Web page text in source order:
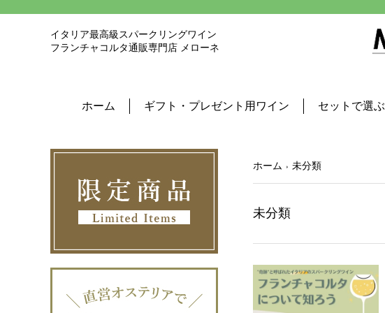
イタリア最高級スパークリングワイン
フランチャコルタ通販専門店 メローネ
ホーム ギフト・プレゼント用ワイン セットで選ぶ
ホーム 未分類
未分類